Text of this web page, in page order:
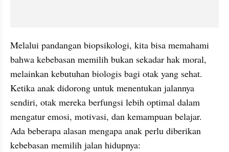
Melalui pandangan biopsikologi, kita bisa memahami
bahwa kebebasan memilih bukan sekadar hak moral,
melainkan kebutuhan biologis bagi otak yang sehat.
Ketika anak didorong untuk menentukan jalannya
sendiri, otak mereka berfungsi lebih optimal dalam
mengatur emosi, motivasi, dan kemampuan belajar.
Ada beberapa alasan mengapa anak perlu diberikan
kebebasan memilih jalan hidupnya: